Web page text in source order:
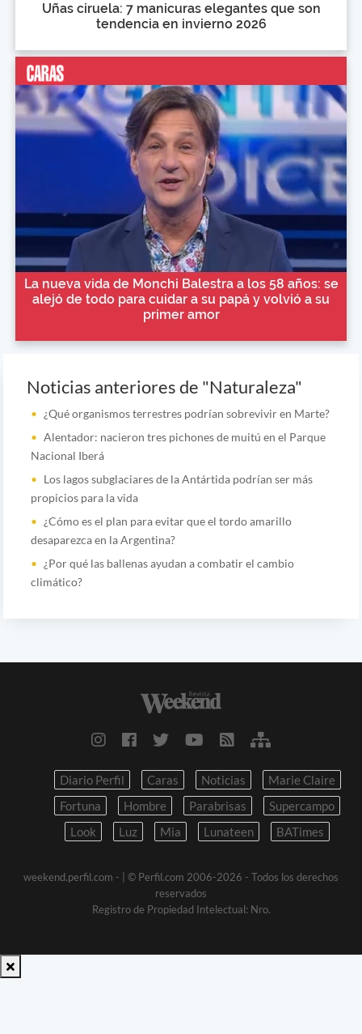
Uñas ciruela: 7 manicuras elegantes que son
tendencia en invierno 2026
La nueva vida de Monchi Balestra a los 58 años: se
alejó de todo para cuidar a su papá y volvió a su
primer amor
Noticias anteriores de "Naturaleza"
¿Qué organismos terrestres podrían sobrevivir en Marte?
Alentador: nacieron tres pichones de muitú en el Parque
Nacional Iberá
Los lagos subglaciares de la Antártida podrían ser más
propicios para la vida
¿Cómo es el plan para evitar que el tordo amarillo
desaparezca en la Argentina?
¿Por qué las ballenas ayudan a combatir el cambio
climático?
Diario Perfil Caras Noticias
Marie Claire
Fortuna
Hombre Parabrisas
Supercampo
Look
Luz Mia Lunateen BATimes
weekend.perfil.com -
| © Perfil.com 2006-2026 - Todos los derechos
reservados
Registro de Propiedad Intelectual: Nro.